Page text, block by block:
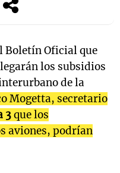
Boletín Oficial que
los subsidios
de la
Mogetta, secretario
3que los
aviones, podrían
Notas
La Sole en
Cadena 3